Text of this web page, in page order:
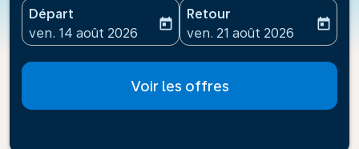
Départ
fc-booking-departure-date-aria-label
ven. 14 août 2026
today
Retour
fc-booking-return-date-
ven. 21 août 2026
today
Voir les offres